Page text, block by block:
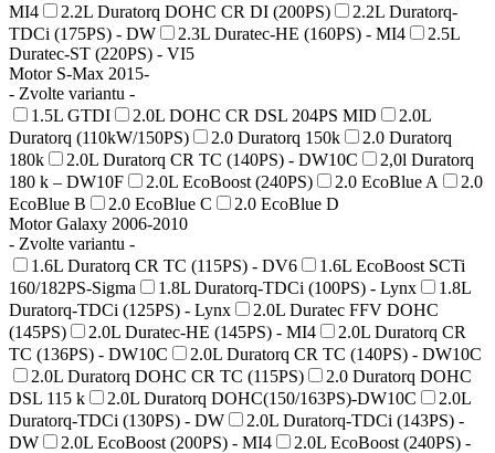
MI4
2.2L Duratorq DOHC CR DI (200PS)
2.2L Duratorq-
TDCi (175PS) - DW
2.3L Duratec-HE (160PS) - MI4
2.5L
Duratec-ST (220PS) - VI5
Motor S-Max 2015-
- Zvolte variantu -
1.5L GTDI
2.0L DOHC CR DSL 204PS MID
2.0L
Duratorq (110kW/150PS)
2.0 Duratorq 150k
2.0 Duratorq
180k
2.0L Duratorq CR TC (140PS) - DW10C
2,0l Duratorq
180 k – DW10F
2.0L EcoBoost (240PS) 2.0 EcoBlue A
2.0
EcoBlue B
2.0 EcoBlue C
2.0 EcoBlue D
Motor Galaxy 2006-2010
- Zvolte variantu -
1.6L Duratorq CR TC (115PS) - DV6
1.6L EcoBoost SCTi
160/182PS-Sigma
1.8L Duratorq-TDCi (100PS) - Lynx
1.8L
Duratorq-TDCi (125PS) - Lynx
2.0L Duratec FFV DOHC
(145PS)
2.0L Duratec-HE (145PS) - MI4
2.0L Duratorq CR
TC (136PS) - DW10C
2.0L Duratorq CR TC (140PS) - DW10C
2.0L Duratorq DOHC CR TC (115PS)
2.0 Duratorq DOHC
DSL 115 k
2.0L Duratorq DOHC(150/163PS)-DW10C
2.0L
Duratorq-TDCi (130PS) - DW
2.0L Duratorq-TDCi (143PS) -
DW
2.0L EcoBoost (200PS) - MI4
2.0L EcoBoost (240PS) -